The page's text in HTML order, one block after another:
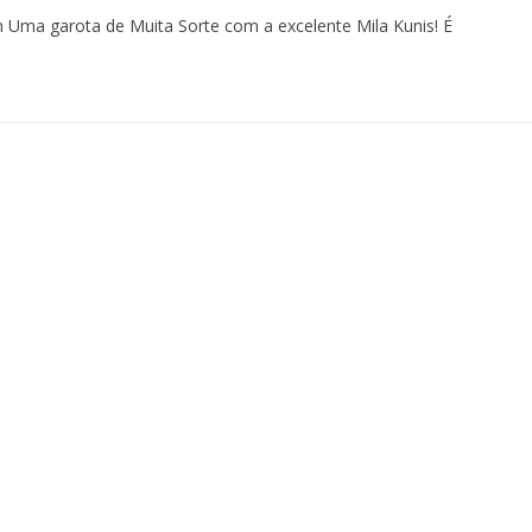
garota de Muita Sorte com a excelente Mila Kunis! É